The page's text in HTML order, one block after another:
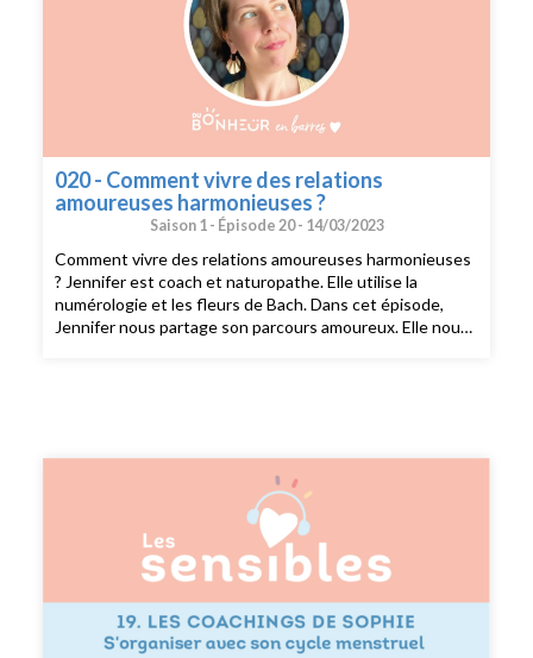
020 - Comment vivre des relations
amoureuses harmonieuses ?
Saison 1 - Épisode 20 - 14/03/2023
Comment vivre des relations amoureuses harmonieuses
? Jennifer est coach et naturopathe. Elle utilise la
numérologie et les fleurs de Bach. Dans cet épisode,
Jennifer nous partage son parcours amoureux. Elle nous
Pour en savoir plus sur Jennifer Chamodot :
atypieserenite.fr @atypie_serenite --- Si vous voulez
partager votre témoignage sensible, envoyez moi un mail
à sophie@dubonheurenbarres.com en me racontant un
bout de votre histoire que j’ai déjà hâte de découvrir. ---
Suivez moi sur instagram : @dubonheurenbarres
Recevez du bonheur en barres dans votre boîte mail